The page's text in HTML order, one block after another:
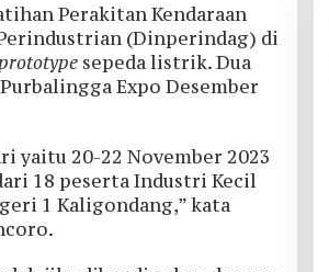
Perakitan Kendaraan
(Dinperindag) di
sepeda listrik. Dua
Expo Desember
yaitu 20-22 November 2023
18 peserta Industri Kecil
1 Kaligondang,” kata